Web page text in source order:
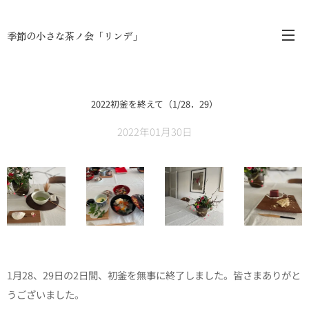
季節の小さな茶ノ会「リンデ」
2022初釜を終えて（1/28．29）
2022年01月30日
1月28、29日の2日間、初釜を無事に終了しました。皆さまありがと
うございました。